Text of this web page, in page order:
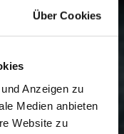
Über Cookies
Anzeigen zu
Medien anbieten
Website zu